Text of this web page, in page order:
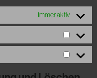
Immer aktiv